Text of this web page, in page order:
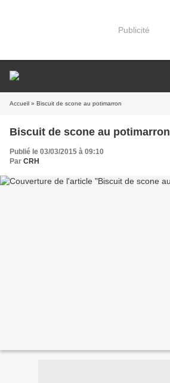
Publicité
Accueil » Biscuit de scone au potimarron
Biscuit de scone au potimarron
Publié le 03/03/2015 à 09:10
Par CRH